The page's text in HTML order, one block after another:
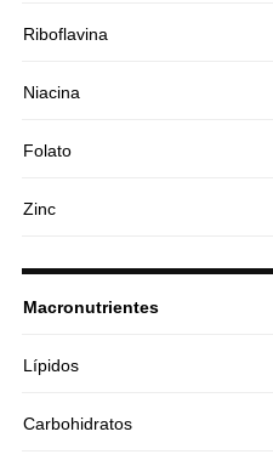
Riboflavina
Niacina
Folato
Zinc
Macronutrientes
Lípidos
Carbohidratos